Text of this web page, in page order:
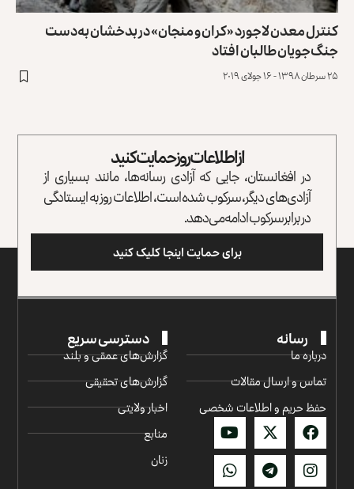
کنترل معدن لاجورد «کران و منجان» در بدخشان به‌دست
جنگ‌جویان طالبان افتاد
۲۵ سرطان ۱۳۹۸ - ۱۶ جولای ۲۰۱۹
از اطلاعات روز حمایت کنید
در افغانستان، جایی که آزادی رسانه‌ها، مانند بسیاری از
آزادی‌های دیگر، سرکوب شده است، اطلاعات روز به ایستادگی
در برابر سرکوب ادامه می‌دهد.
برای حمایت اینجا کلیک کنید
رسانه
درباره ما
تماس و ارسال مقالات
حفظ حریم و اطلاعات شخصی
دسترسی سریع
گزارش‌‌های عمقی و بلند
گزارش‌های تحقیقی
اخبار ولایتی
منابع
زنان